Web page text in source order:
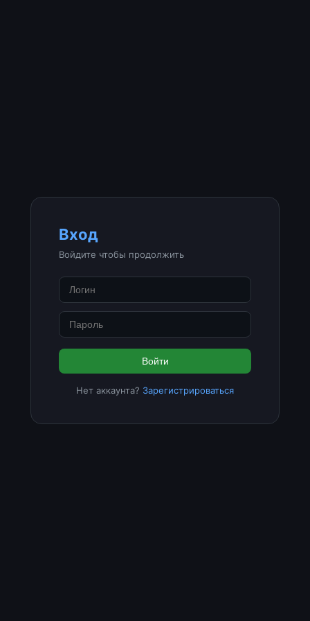
Вход
Войдите чтобы продолжить
Войти
Нет аккаунта? Зарегистрироваться